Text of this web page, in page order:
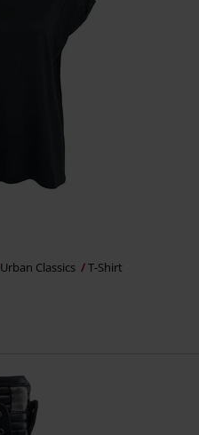
Urban Classics T-Shirt